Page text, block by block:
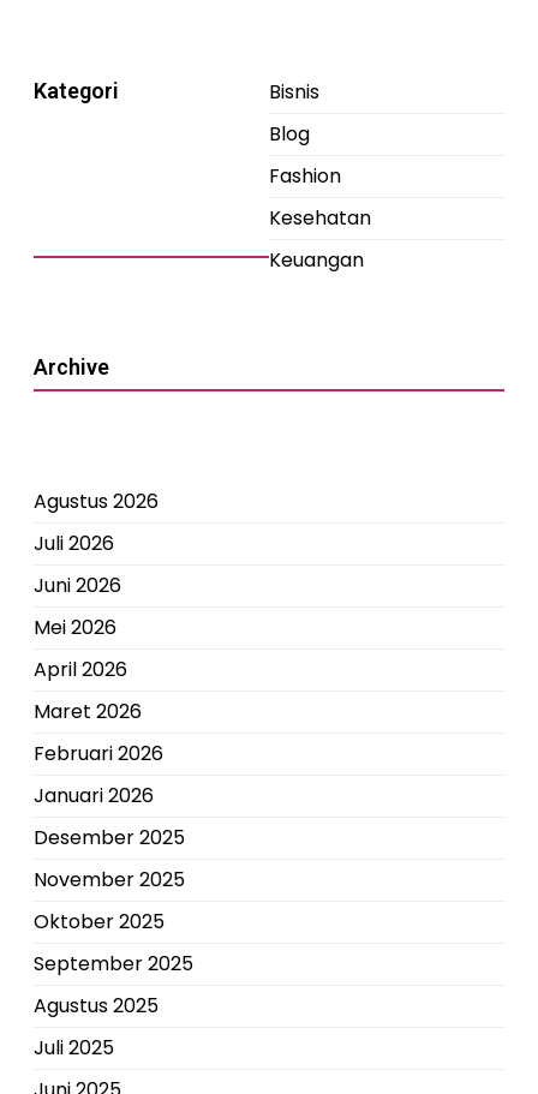
Kategori
Bisnis
Blog
Fashion
Kesehatan
Keuangan
Archive
Agustus 2026
Juli 2026
Juni 2026
Mei 2026
April 2026
Maret 2026
Februari 2026
Januari 2026
Desember 2025
November 2025
Oktober 2025
September 2025
Agustus 2025
Juli 2025